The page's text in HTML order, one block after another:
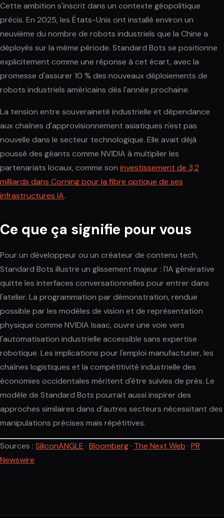
Cette ambition s'inscrit dans un contexte géopolitique
précis. En 2025, les États-Unis ont installé environ un
neuvième du nombre de robots industriels que la Chine a
déployés sur la même période. Standard Bots se positionne
explicitement comme une réponse à cet écart, avec la
promesse d'assurer 10 % des nouveaux déploiements de
robots industriels américains dès l'année prochaine.
La tension entre souveraineté industrielle et dépendance
aux chaînes d'approvisionnement asiatiques n'est pas
nouvelle dans le secteur technologique. Elle avait déjà
poussé des géants comme NVIDIA à multiplier les
partenariats locaux, comme son investissement de 3,2
milliards dans Corning pour la fibre optique de ses
infrastructures IA.
Ce que ça signifie pour vous
Pour un développeur ou un créateur de contenu tech,
Standard Bots illustre un glissement majeur : l'IA générative
quitte les interfaces conversationnelles pour entrer dans
l'atelier. La programmation par démonstration, rendue
possible par les modèles de vision et de représentation
physique comme NVIDIA Isaac, ouvre une voie vers
l'automatisation industrielle accessible sans expertise
robotique. Les implications pour l'emploi manufacturier, les
chaînes logistiques et la compétitivité industrielle des
économies occidentales méritent d'être suivies de près. Le
modèle de Standard Bots pourrait aussi inspirer des
approches similaires dans d'autres secteurs nécessitant des
manipulations précises mais répétitives.
Sources : SiliconANGLE · Bloomberg · The Next Web · PR
Newswire